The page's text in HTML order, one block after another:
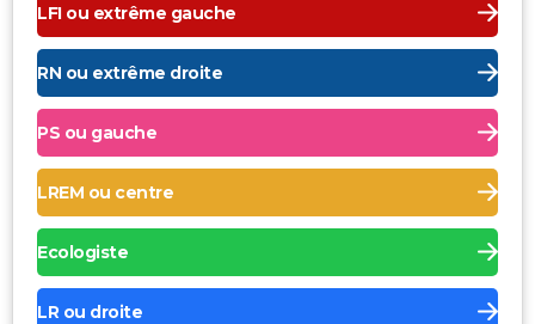
LFI ou extrême gauche
RN ou extrême droite
PS ou gauche
LREM ou centre
Ecologiste
LR ou droite